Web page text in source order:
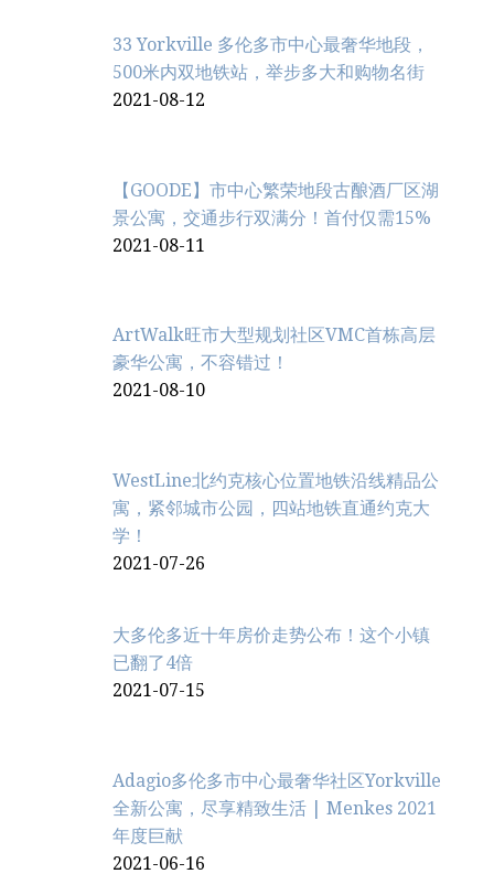
33 Yorkville 多伦多市中心最奢华地段，
500米内双地铁站，举步多大和购物名街
2021-08-12
【GOODE】市中心繁荣地段古酿酒厂区湖
景公寓，交通步行双满分！首付仅需15%
2021-08-11
ArtWalk旺市大型规划社区VMC首栋高层
豪华公寓，不容错过！
2021-08-10
WestLine北约克核心位置地铁沿线精品公
寓，紧邻城市公园，四站地铁直通约克大
学！
2021-07-26
大多伦多近十年房价走势公布！这个小镇
已翻了4倍
2021-07-15
Adagio多伦多市中心最奢华社区Yorkville
全新公寓，尽享精致生活 | Menkes 2021
年度巨献
2021-06-16